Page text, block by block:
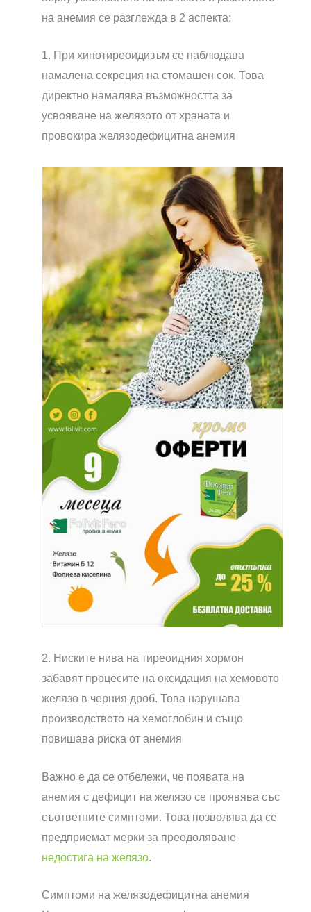
на анемия се разглежда в 2 аспекта:
1. При хипотиреоидизъм се наблюдава
намалена секреция на стомашен сок. Това
директно намалява възможността за
усвояване на желязото от храната и
провокира желязодефицитна анемия
2. Ниските нива на тиреоидния хормон
забавят процесите на оксидация на хемовото
желязо в черния дроб. Това нарушава
производството на хемоглобин и също
повишава риска от анемия
Важно е да се отбележи, че появата на
анемия с дефицит на желязо се проявява със
съответните симптоми. Това позволява да се
предприемат мерки за преодоляване
недостига на желязо.
Симптоми на желязодефицитна анемия